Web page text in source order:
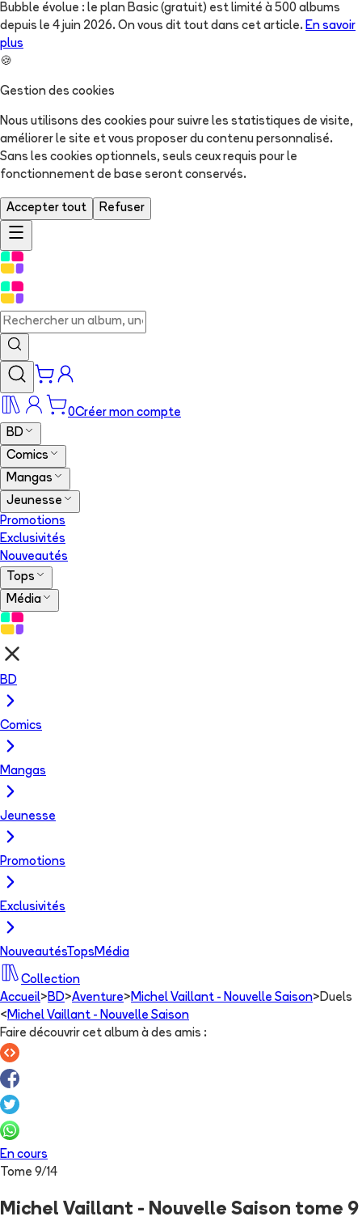
Bubble évolue : le plan Basic (gratuit) est limité à 500 albums
depuis le 4 juin 2026. On vous dit tout dans cet article. En savoir
plus
🍪
Gestion des cookies
Nous utilisons des cookies pour suivre les statistiques de visite,
améliorer le site et vous proposer du contenu personnalisé.
Sans les cookies optionnels, seuls ceux requis pour le
fonctionnement de base seront conservés.
Accepter tout Refuser
0Créer mon compte
BD
Comics
Mangas
Jeunesse
Promotions
Exclusivités
Nouveautés
Tops
Média
BD
Comics
Mangas
Jeunesse
Promotions
Exclusivités
NouveautésTops Média
Collection
Accueil> BD>Aventure> Michel Vaillant - Nouvelle Saison> Duels
< Michel Vaillant - Nouvelle Saison
Faire découvrir cet album à des amis :
En cours
Tome 9/14
Michel Vaillant - Nouvelle Saison tome 9